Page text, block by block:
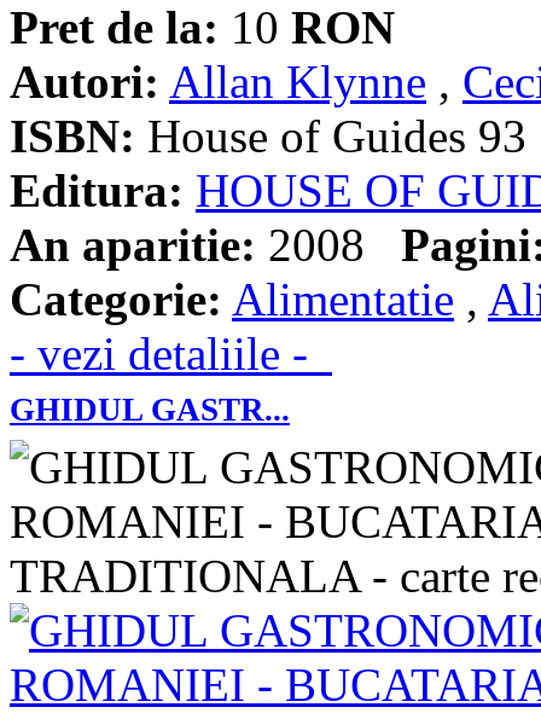
Pret de la: 10 RON
Autori: Allan Klynne ,
ISBN: House of Guides 93
Editura: HOUSE OF
An aparitie: 2008
Categorie: Alimentatie ,
- vezi detaliile -
GHIDUL GASTR...